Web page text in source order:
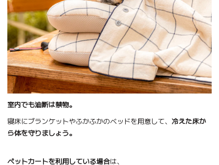
室内でも油断は禁物。
寝床にブランケットやふかふかのベッドを用意して、 冷えた床か
ら体を守りましょう。
ペットカートを利用している場合は、